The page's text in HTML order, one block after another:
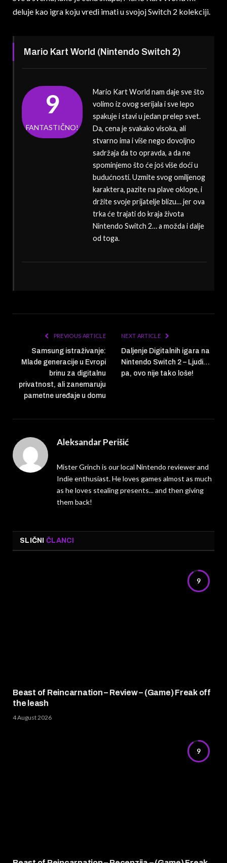
deluje kao igra koju vredi imati u svojoj Switch 2 kolekciji.
Mario Kart World (Nintendo Switch 2)
9
FANTASTIČNO!
Mario Kart World nam daje sve što
volimo iz ovog serijala i sve lepo
spakuje i stavi u jedan prelep svet.
Da, cena je svakako visoka, ali
stvarno ima i više nego dovoljno
sadržaja da to opravda, a da ne
spominjemo što će još više doći u
budućnosti. Uzmite svog omiljenog
karaktera, pazite na plave oklope, i
držite svoje prijatelje blizu… jer ova
trka će trajati do kraja života
Nintendo Switch 2… a možda i dalje
od toga.
PREVIOUS ARTICLE
Samsung istraživanje:
Mlade generacije u Evropi
brinu za digitalnu
privatnost, ali zanemaruju
pametne uređaje u domu
NEXT ARTICLE
Daljenje Digitalnih igara na
Nintendo Switch 2 – Ljudi…
pa, ovo nije tako loše!
Aleksandar Perišić
Mister Grinch is our local Nintendo reviewer and
Indie enthusiast. He loves games almost as much
as he loves stealing presents... and then giving
them back!
SLIČNI ČLANCI
9
Beast of Reincarnation – Review – (Game) Freak off
the leash
4 August 2026
9